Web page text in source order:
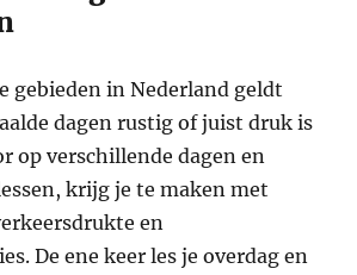
gebieden in Nederland geldt
dagen rustig of juist druk is
op verschillende dagen en
krijg je te maken met
en
De ene keer les je overdag en